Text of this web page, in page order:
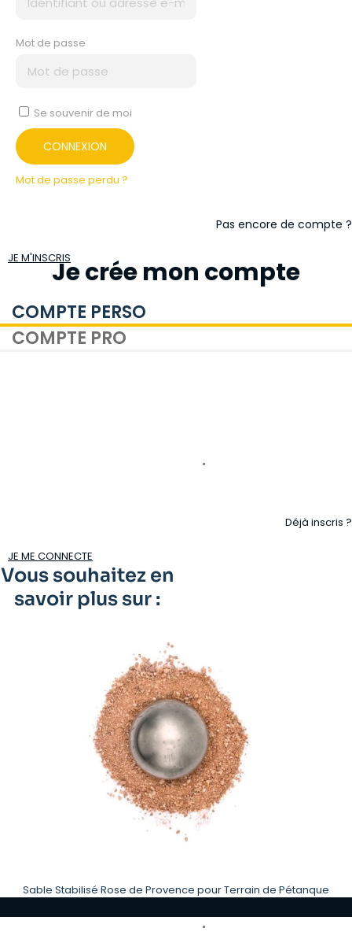
Mot de passe
Se souvenir de moi
CONNEXION
Mot de passe perdu ?
Pas encore de compte ?
JE M'INSCRISJe crée mon compte
COMPTE PERSO
COMPTE PRO
Déjà inscris ?
JE ME CONNECTE
Vous souhaitez en
savoir plus sur :
Sable Stabilisé Rose de Provence pour Terrain de Pétanque